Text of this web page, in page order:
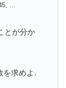
…
とが分か
を求めよ.